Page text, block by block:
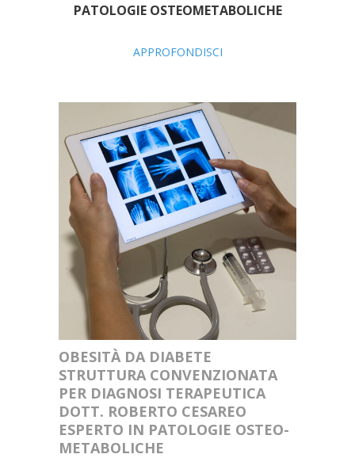
PATOLOGIE OSTEOMETABOLICHE
APPROFONDISCI
OBESITÀ DA DIABETE
STRUTTURA CONVENZIONATA
PER DIAGNOSI TERAPEUTICA
DOTT. ROBERTO CESAREO
ESPERTO IN PATOLOGIE OSTEO-
METABOLICHE